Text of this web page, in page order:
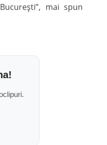
mai spun